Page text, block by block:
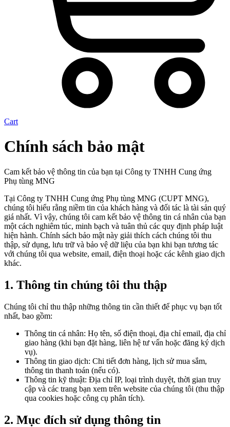
Cart
Chính sách bảo mật
Cam kết bảo vệ thông tin của bạn tại Công ty TNHH Cung ứng
Phụ tùng MNG
Tại Công ty TNHH Cung ứng Phụ tùng MNG (CUPT MNG),
chúng tôi hiểu rằng niềm tin của khách hàng và đối tác là tài sản quý
giá nhất. Vì vậy, chúng tôi cam kết bảo vệ thông tin cá nhân của bạn
một cách nghiêm túc, minh bạch và tuân thủ các quy định pháp luật
hiện hành. Chính sách bảo mật này giải thích cách chúng tôi thu
thập, sử dụng, lưu trữ và bảo vệ dữ liệu của bạn khi bạn tương tác
với chúng tôi qua website, email, điện thoại hoặc các kênh giao dịch
khác.
1. Thông tin chúng tôi thu thập
Chúng tôi chỉ thu thập những thông tin cần thiết để phục vụ bạn tốt
nhất, bao gồm:
Thông tin cá nhân: Họ tên, số điện thoại, địa chỉ email, địa chỉ
giao hàng (khi bạn đặt hàng, liên hệ tư vấn hoặc đăng ký dịch
vụ).
Thông tin giao dịch: Chi tiết đơn hàng, lịch sử mua sắm,
thông tin thanh toán (nếu có).
Thông tin kỹ thuật: Địa chỉ IP, loại trình duyệt, thời gian truy
cập và các trang bạn xem trên website của chúng tôi (thu thập
qua cookies hoặc công cụ phân tích).
2. Mục đích sử dụng thông tin